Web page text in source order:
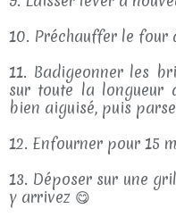
10. Préchauffer le four
11. Badigeonner les
sur toute la longueur
bien aiguisé, puis
12. Enfourner pour 15
13. Déposer sur une
y arrivez 😋